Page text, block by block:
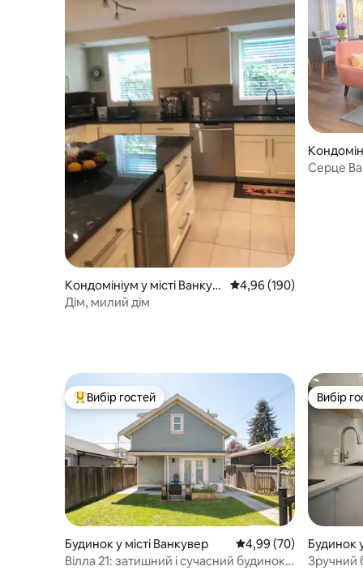
Кондомініум у місті Ванкув
ер
Середня оцінка: 4,96 з
4,96 (190)
Дім, милий дім
ер
Серце
Топ вибір гостей
Вибір гостей
Будинок у місті Ванкувер Середня оцінка: 4,99
4,99 (70)
Вілла 21: затишний і сучасний будинок
Вибір
Вибір
Будинок
Зручний